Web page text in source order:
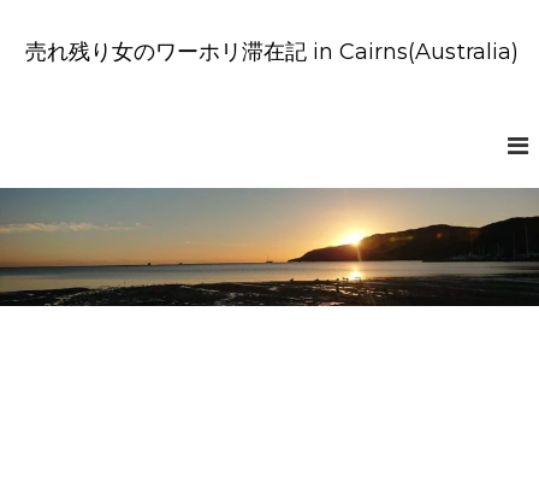
キ
プ
売れ残り女のワーホリ滞在記 in Cairns(Australia)